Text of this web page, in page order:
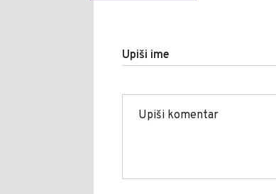
Upiši ime